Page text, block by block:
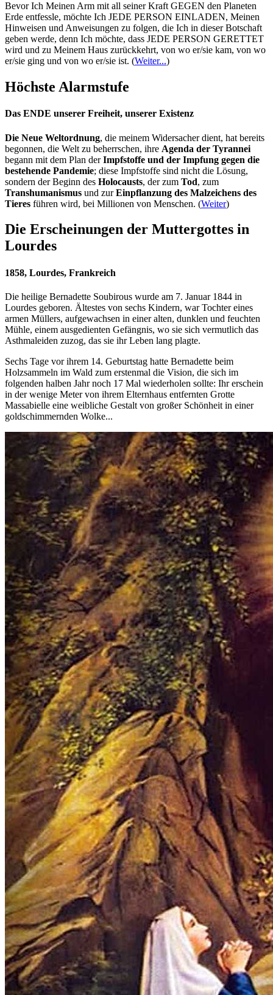
Bevor Ich Meinen Arm mit all seiner Kraft GEGEN den Planeten
Erde entfessle, möchte Ich JEDE PERSON EINLADEN, Meinen
Hinweisen und Anweisungen zu folgen, die Ich in dieser Botschaft
geben werde, denn Ich möchte, dass JEDE PERSON GERETTET
wird und zu Meinem Haus zurückkehrt, von wo er/sie kam, von wo
er/sie ging und von wo er/sie ist. (Weiter...)
Höchste Alarmstufe
Das ENDE unserer Freiheit, unserer Existenz
Die Neue Weltordnung, die meinem Widersacher dient, hat bereits
begonnen, die Welt zu beherrschen, ihre Agenda der Tyrannei
begann mit dem Plan derImpfstoffe und der Impfung gegen die
bestehende Pandemie; diese Impfstoffe sind nicht die Lösung,
sondern der Beginn des Holocausts, der zum Tod, zum
Transhumanismus und zurEinpflanzung des Malzeichens des
Tieres führen wird, bei Millionen von Menschen. (Weiter)
Die Erscheinungen der Muttergottes in
Lourdes
1858, Lourdes, Frankreich
Die heilige Bernadette Soubirous wurde am 7. Januar 1844 in
Lourdes geboren. Ältestes von sechs Kindern, war Tochter eines
armen Müllers, aufgewachsen in einer alten, dunklen und feuchten
Mühle, einem ausgedienten Gefängnis, wo sie sich vermutlich das
Asthmaleiden zuzog, das sie ihr Leben lang plagte.
Sechs Tage vor ihrem 14. Geburtstag hatte Bernadette beim
Holzsammeln im Wald zum erstenmal die Vision, die sich im
folgenden halben Jahr noch 17 Mal wiederholen sollte: Ihr erschein
in der wenige Meter von ihrem Elternhaus entfernten Grotte
Massabielle eine weibliche Gestalt von großer Schönheit in einer
goldschimmernden Wolke...